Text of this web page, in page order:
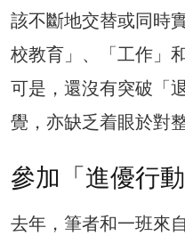
該不斷地交替或同時
校教育」、「工作」
可是，還沒有突破「
覺，亦缺乏着眼於對
參加「進優行
去年，筆者和一班來